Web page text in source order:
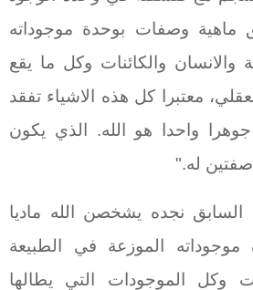
ماهية وصفات بوحدة موجوداته
والانسان والكائنات وكل ما يقع
معتبرا كل هذه الاشياء تفقد
جوهرا واحدا هو الله. الذي يكون
صفتين له."
السابق نجده يشخصن الله ماديا
الموزعة في الطبيعة
وكل الموجودات التي يطالها